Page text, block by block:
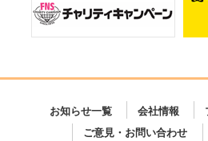
お知らせ一覧 会社情報
ご意見・お問い合わせ